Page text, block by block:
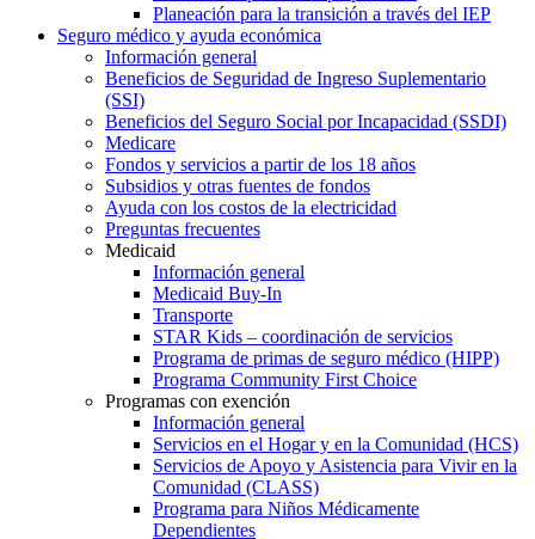
Planeación para la transición a través del IEP
Seguro médico y ayuda económica
Información general
Beneficios de Seguridad de Ingreso Suplementario
(SSI)
Beneficios del Seguro Social por Incapacidad (SSDI)
Medicare
Fondos y servicios a partir de los 18 años
Subsidios y otras fuentes de fondos
Ayuda con los costos de la electricidad
Preguntas frecuentes
Medicaid
Información general
Medicaid Buy-In
Transporte
STAR Kids – coordinación de servicios
Programa de primas de seguro médico (HIPP)
Programa Community First Choice
Programas con exención
Información general
Servicios en el Hogar y en la Comunidad (HCS)
Servicios de Apoyo y Asistencia para Vivir en la
Comunidad (CLASS)
Programa para Niños Médicamente
Dependientes